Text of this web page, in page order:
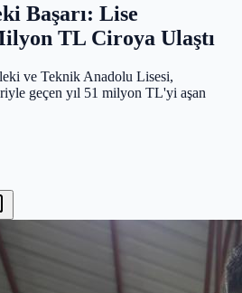
Başarı: Lise
TL Ciroya Ulaştı
ve Teknik Anadolu Lisesi,
geçen yıl 51 milyon TL'yi aşan